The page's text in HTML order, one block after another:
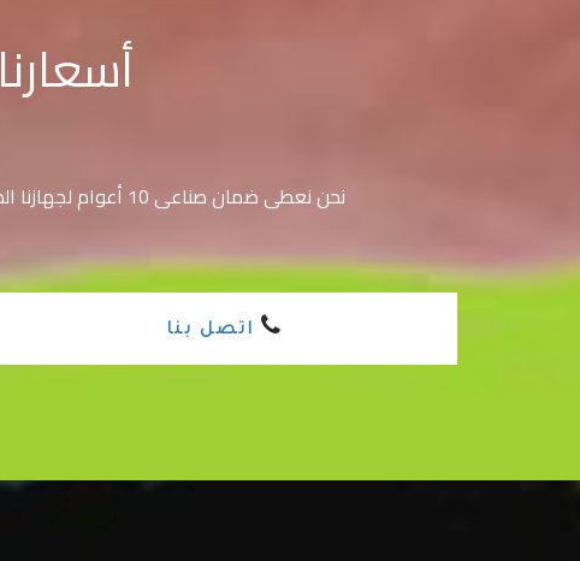
أسعارنا
نحن نعطى ضمان صناعى 10 أعوام لجهازنا الذى يعيش 50 عام وضمان مالى باسترجاع كل ما دفعت خلال ثلاثة أشهر كاملة إذا لم يحقق الجهاز غرضه .
اتصل بنا